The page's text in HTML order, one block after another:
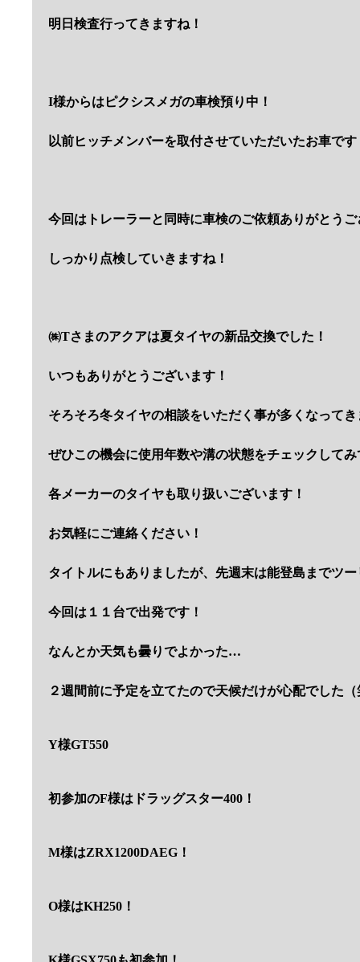
明日検査行ってきますね！
I様からはピクシスメガの車検預り中！
以前ヒッチメンバーを取付させていただいたお車です
今回はトレーラーと同時に車検のご依頼ありがとう
しっかり点検していきますね！
㈱Tさまのアクアは夏タイヤの新品交換でした！
いつもありがとうございます！
そろそろ冬タイヤの相談をいただく事が多くなって
ぜひこの機会に使用年数や溝の状態をチェックして
各メーカーのタイヤも取り扱いございます！
お気軽にご連絡ください！
タイトルにもありましたが、先週末は能登島までツ
今回は１１台で出発です！
なんとか天気も曇りでよかった…
２週間前に予定を立てたので天候だけが心配でした（
Y様GT550
初参加のF様はドラッグスター400！
M様はZRX1200DAEG！
O様はKH250！